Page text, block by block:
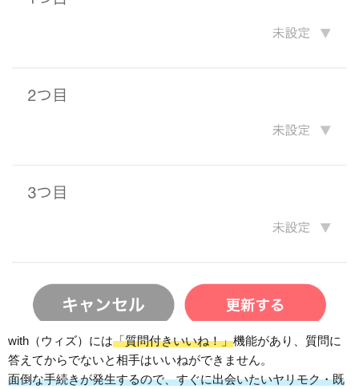
with（ウィズ）には「質問付きいいね！」機能があり、質問に
答えてからでないと相手はいいねができません。
面倒な手続きが発生するので、すぐに出会いたいヤリモク・既